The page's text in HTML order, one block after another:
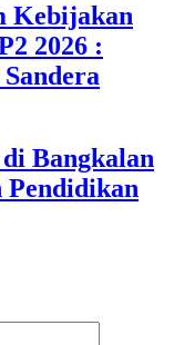
Kebijakan
2026 :
Bangkalan
Pendidikan